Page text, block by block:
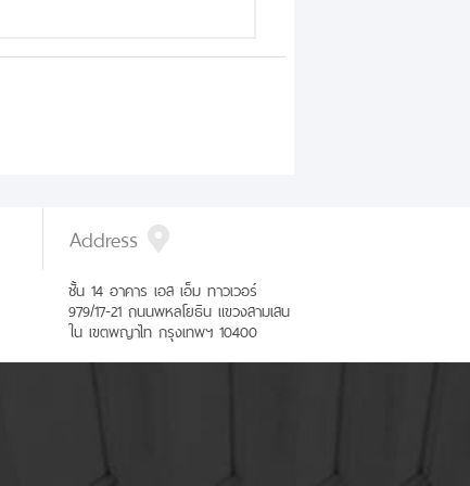
Address
ชั้น 14 อาคาร เอส เอ็ม ทาวเวอร์
979/17-21 ถนนพหลโยธิน แขวงสามเสน
ใน เขตพญาไท กรุงเทพฯ 10400